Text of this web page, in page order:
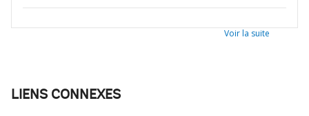
Voir la suite
LIENS CONNEXES